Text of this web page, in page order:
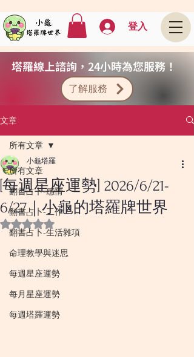
登入
塔羅線上諮詢，24小時為您服務！
了解服務
文章
所有文章
翻書占卜-感情
翻書占卜-工作
翻書占卜-生活雜項
命理教學與迷思
每週星座運勢
每月星座運勢
每週塔羅運勢
所有文章
[每週星座運勢] 2026/6/21-
6/27｜小龜的塔羅牌世界
小龜塔羅
評等為 NaN（最高為 5 顆星）。